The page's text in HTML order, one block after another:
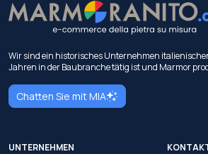
Wir sind ein historisches Unternehmen
Jahren in der Baubranche tätig ist und Marmor
Chatten Sie mit MIA
UNTERNEHMEN